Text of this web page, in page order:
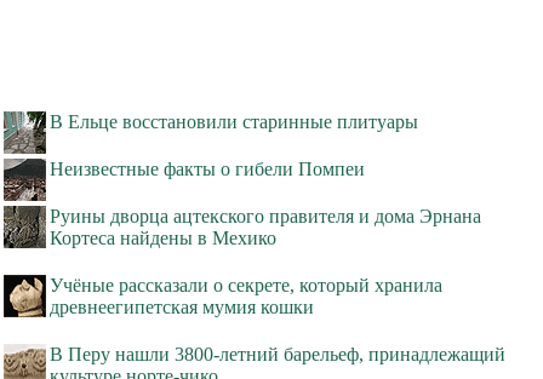
В Ельце восстановили старинные плитуары
Неизвестные факты о гибели Помпеи
Руины дворца ацтекского правителя и дома Эрнана
Кортеса найдены в Мехико
Учёные рассказали о секрете, который хранила
древнеегипетская мумия кошки
В Перу нашли 3800-летний барельеф, принадлежащий